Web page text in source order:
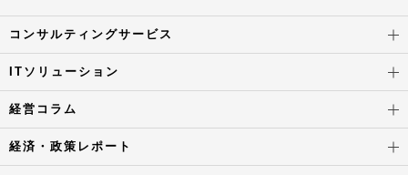
コンサルティングサービス
ITソリューション
経営コラム
経済・政策レポート